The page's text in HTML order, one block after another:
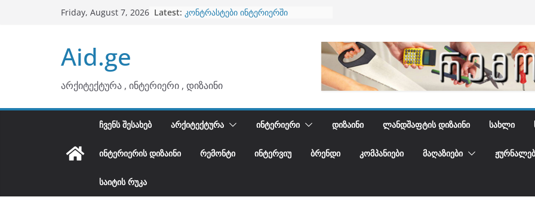
Friday, August 7, 2026 Latest: კონტრასტები ინტერიერში
Aid.ge
არქიტექტურა , ინტერიერი , დიზაინი
ᲩᲕᲔᲜᲡ ᲨᲔᲡᲐᲮᲔᲑ ᲐᲠᲥᲘᲢᲔᲥᲢᲣᲠᲐ ᲘᲜᲢᲔᲠᲘᲔᲠᲘ ᲓᲘᲖᲐᲘᲜᲘ ᲚᲐᲜᲓᲨᲐᲤᲢᲘᲡ ᲓᲘᲖᲐᲘᲜᲘ ᲡᲐᲮᲚᲘ
ᲘᲜᲢᲔᲠᲘᲔᲠᲘᲡ ᲓᲘᲖᲐᲘᲜᲘ ᲠᲔᲛᲝᲜᲢᲘ ᲘᲜᲢᲔᲠᲕᲘᲣ ᲑᲠᲔᲜᲓᲘ ᲙᲝᲛᲞᲐᲜᲘᲔᲑᲘ ᲛᲐᲦᲐᲖᲘᲔᲑᲘ
ᲡᲐᲘᲢᲘᲡ ᲠᲣᲙᲐ